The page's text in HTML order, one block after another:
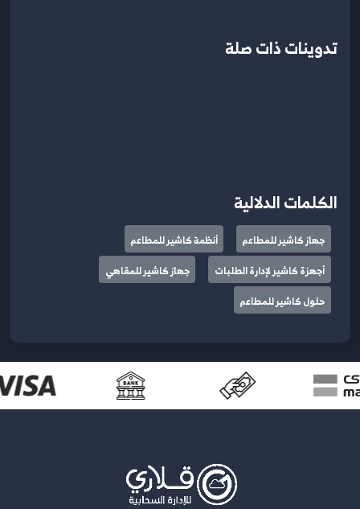
تدوينات ذات صلة
الكلمات الدلالية
جهاز كاشير للمطاعم
أنظمة كاشير للمطاعم
أجهزة كاشير لإدارة الطلبات
جهاز كاشير للمقاهي
حلول كاشير للمطاعم